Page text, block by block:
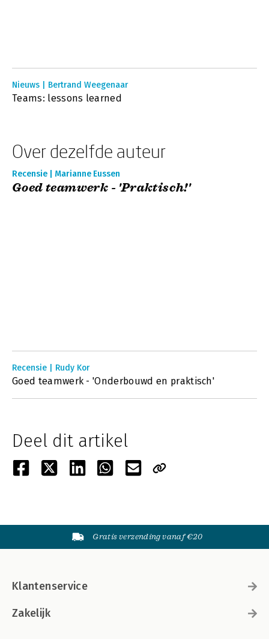
Nieuws | Bertrand Weegenaar
Teams: lessons learned
Over dezelfde auteur
Recensie | Marianne Eussen
Goed teamwerk - 'Praktisch!'
Recensie | Rudy Kor
Goed teamwerk - 'Onderbouwd en praktisch'
Deel dit artikel
Gratis verzending vanaf €20
Klantenservice
Zakelijk